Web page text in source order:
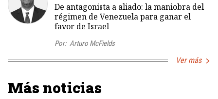
De antagonista a aliado: la maniobra del
régimen de Venezuela para ganar el
favor de Israel
Por: Arturo McFields
Ver más
Más noticias